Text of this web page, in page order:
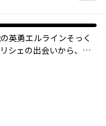
英勇エルラインそっく
シェの出会いから、伝